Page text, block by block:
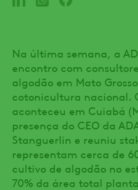
Na última semana, a
encontro com
algodão em Mato
cotonicultura nacional.
aconteceu em Cuiabá
presença do CEO da
Stanguerlin e reuniu
representam cerca de
cultivo de algodão no
70% da área total